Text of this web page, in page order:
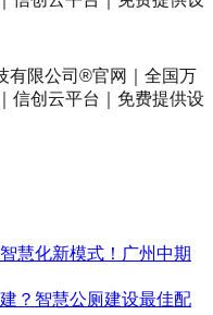
慧化新模式！广州中期
？智慧公厕建设最佳配